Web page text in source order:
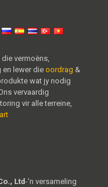
vermoëns,
en lewer dieoordrag &
wat jy nodig
vervaardig
vir alle terreine,
Ltd-'n versameling